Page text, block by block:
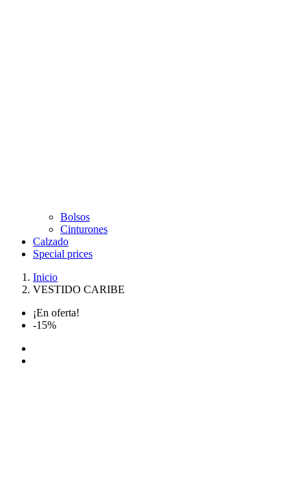
Bolsos
Cinturones
Calzado
Special prices
Inicio
VESTIDO CARIBE
¡En oferta!
-15%